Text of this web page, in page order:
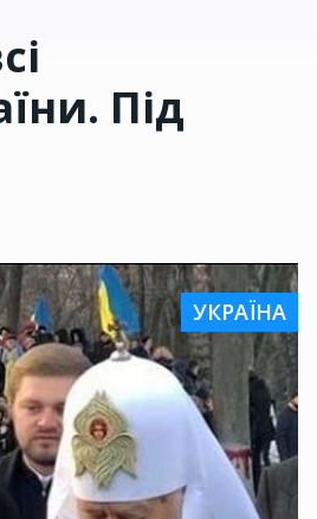
Під
УКРАЇНА